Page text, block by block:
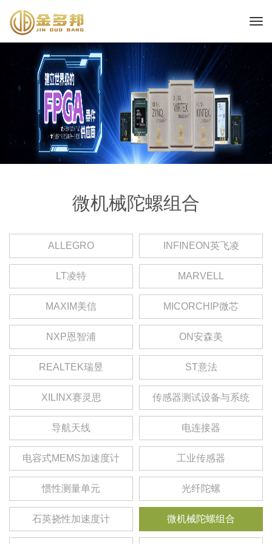
微机械陀螺组合
ALLEGRO INFINEON英飞凌
LT凌特 MARVELL
MAXIM美信 MICORCHIP微芯
NXP恩智浦 ON安森美
REALTEK瑞昱 ST意法
XILINX赛灵思 传感器测试设备与系统
导航天线 电连接器
电容式MEMS加速度计 工业传感器
惯性测量单元 光纤陀螺
石英挠性加速度计 微机械陀螺组合